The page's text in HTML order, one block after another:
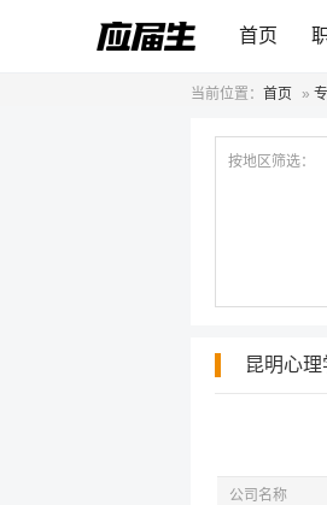
首页
当前位置： 首页 »
按地区筛选：
昆明心
公司名称